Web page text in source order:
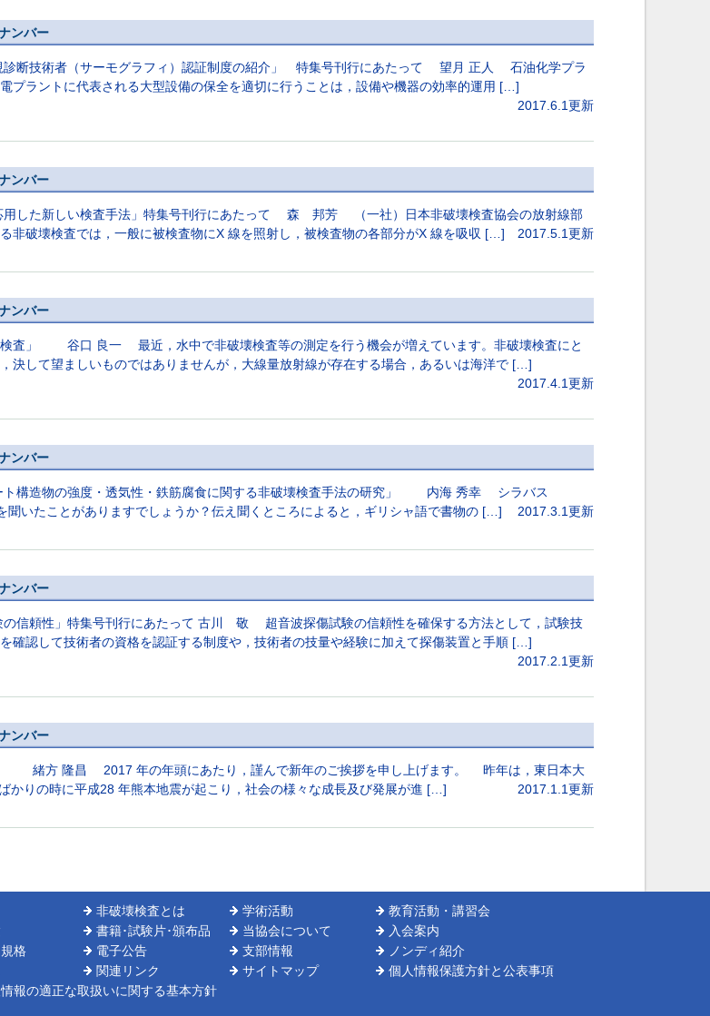
ンバー
診断技術者（サーモグラフィ）認証制度の紹介」 特集号刊行にあたって 望月 正人 石油化学プラ
プラントに代表される大型設備の保全を適切に行うことは，設備や機器の効率的運用 […]
2017.6.1更新
ンバー
用した新しい検査手法」特集号刊行にあたって 森 邦芳 （一社）日本非破壊検査協会の放射線部
非破壊検査では，一般に被検査物にX 線を照射し，被検査物の各部分がX 線を吸収 […]
2017.5.1更新
ンバー
検査」 谷口 良一 最近，水中で非破壊検査等の測定を行う機会が増えています。非破壊検査にと
決して望ましいものではありませんが，大線量放射線が存在する場合，あるいは海洋で […]
2017.4.1更新
ンバー
ト構造物の強度・透気性・鉄筋腐食に関する非破壊検査手法の研究」 内海 秀幸 シラバス
聞いたことがありますでしょうか？伝え聞くところによると，ギリシャ語で書物の […]
2017.3.1更新
ンバー
の信頼性」特集号刊行にあたって 古川 敬 超音波探傷試験の信頼性を確保する方法として，試験技
確認して技術者の資格を認証する制度や，技術者の技量や経験に加えて探傷装置と手順 […]
2017.2.1更新
ンバー
緒方 隆昌 2017 年の年頭にあたり，謹んで新年のご挨拶を申し上げます。 昨年は，東日本大
かりの時に平成28 年熊本地震が起こり，社会の様々な成長及び発展が進 […]
2017.1.1更新
非破壊検査とは 学術活動
教育活動・講習会
書籍･試験片･頒布品 当協会について
入会案内
格
電子公告 支部情報
ノンディ紹介
関連リンク サイトマップ
個人情報保護方針と公表事項
報の適正な取扱いに関する基本方針